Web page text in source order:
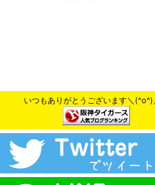
いつもありがとうございます＼(^o^)